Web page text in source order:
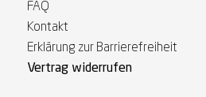
FAQ
Kontakt
Erklärung zur Barrierefreiheit
Vertrag widerrufen